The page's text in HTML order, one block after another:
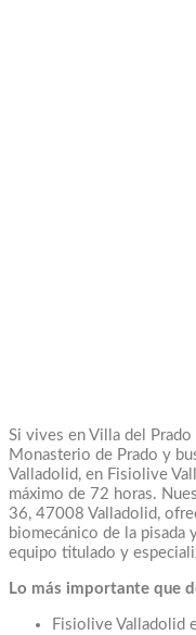
Si vives en Villa del
Monasterio de Prado y
Valladolid, en Fisiolive
máximo de 72 horas.
36, 47008 Valladolid,
biomecánico de la pisada
equipo titulado y
Lo más importante que
Fisiolive Valladolid